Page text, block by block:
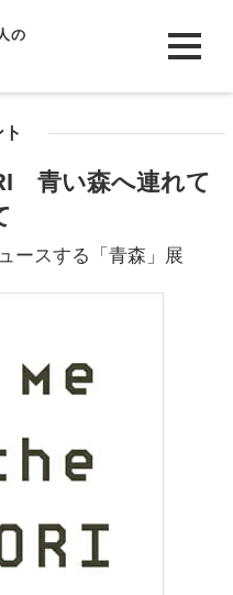
の
青い森へ連れて
ースする「青森」展